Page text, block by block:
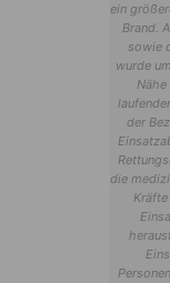
ein
Brand.
sowie
wurde
der
die